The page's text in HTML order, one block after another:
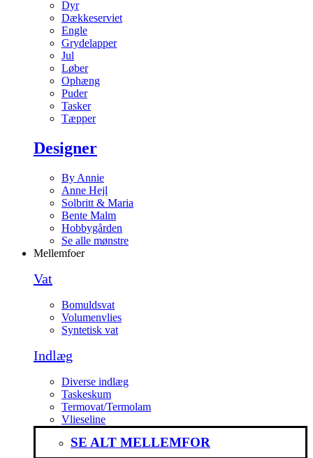
Dyr
Dækkeserviet
Engle
Grydelapper
Jul
Løber
Ophæng
Puder
Tasker
Tæpper
Designer
By Annie
Anne Hejl
Solbritt & Maria
Bente Malm
Hobbygården
Se alle mønstre
Mellemfoer
Vat
Bomuldsvat
Volumenvlies
Syntetisk vat
Indlæg
Diverse indlæg
Taskeskum
Termovat/Termolam
Vlieseline
SE ALT MELLEMFOR